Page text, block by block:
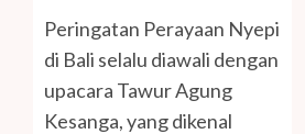
Peringatan Perayaan Nyepi
di Bali selalu diawali dengan
upacara Tawur Agung
Kesanga, yang dikenal